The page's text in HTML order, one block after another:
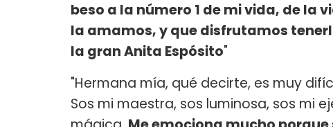
beso a la número 1 de mi vida, de la
la amamos, y que disfrutamos
la gran Anita Espósito"
"Hermana mía, qué decirte, es muy
Sos mi maestra, sos luminosa, sos mi